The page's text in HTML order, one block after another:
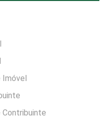
Imóvel
Contribuinte